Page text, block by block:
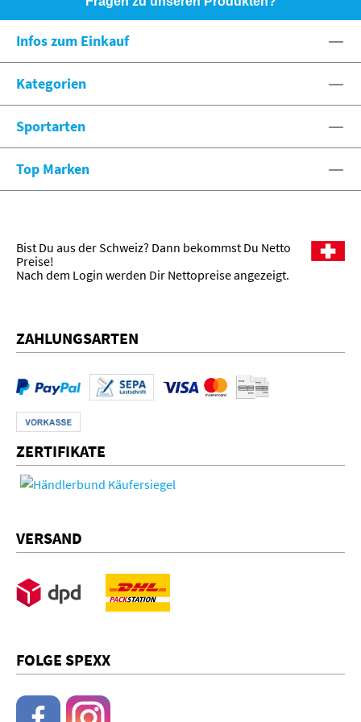
eshop@spexx.org
Infos zum Einkauf
Kategorien
Sportarten
Top Marken
Bist Du aus der Schweiz? Dann bekommst Du Netto
Preise!
Nach dem Login werden Dir Nettopreise angezeigt.
ZAHLUNGSARTEN
ZERTIFIKATE
VERSAND
FOLGE SPEXX